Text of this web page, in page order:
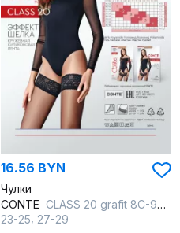
16.56 BYN
Чулки
CONTE CLASS 20 grafit 8С-90СП CONTE CLASS 20
23-25 27-29